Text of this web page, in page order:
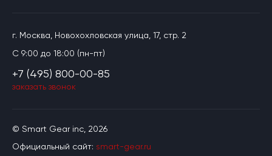
© Smart Gear inc, 2026
Официальный сайт: smart-gear.ru
г. Москва, Новохохловская улица, 17, стр. 2
C 9:00 до 18:00 (пн-пт)
+7 (495) 800-00-85
заказать звонок